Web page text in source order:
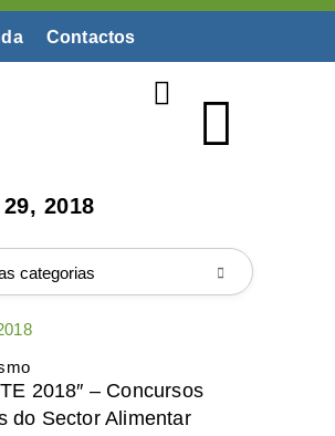
Contactos
2018
categorias
2018″ – Concursos
do Sector Alimentar